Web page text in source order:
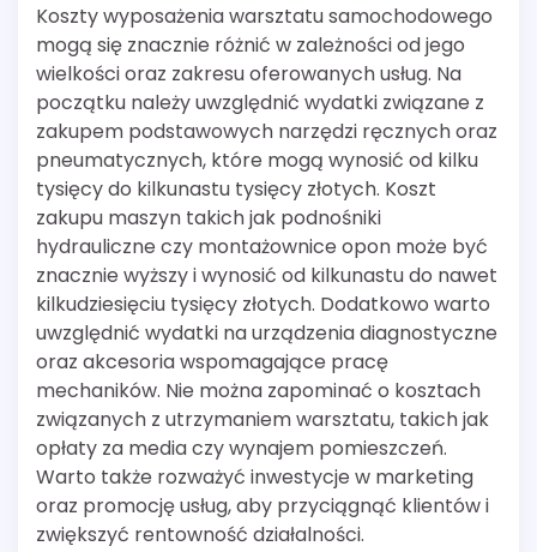
Koszty wyposażenia warsztatu samochodowego
mogą się znacznie różnić w zależności od jego
wielkości oraz zakresu oferowanych usług. Na
początku należy uwzględnić wydatki związane z
zakupem podstawowych narzędzi ręcznych oraz
pneumatycznych, które mogą wynosić od kilku
tysięcy do kilkunastu tysięcy złotych. Koszt
zakupu maszyn takich jak podnośniki
hydrauliczne czy montażownice opon może być
znacznie wyższy i wynosić od kilkunastu do nawet
kilkudziesięciu tysięcy złotych. Dodatkowo warto
uwzględnić wydatki na urządzenia diagnostyczne
oraz akcesoria wspomagające pracę
mechaników. Nie można zapominać o kosztach
związanych z utrzymaniem warsztatu, takich jak
opłaty za media czy wynajem pomieszczeń.
Warto także rozważyć inwestycje w marketing
oraz promocję usług, aby przyciągnąć klientów i
zwiększyć rentowność działalności.